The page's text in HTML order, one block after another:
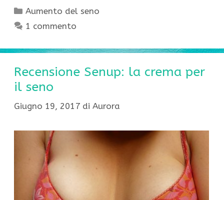
Categorie
Aumento del seno
1 commento
Recensione Senup: la crema per
il seno
Giugno 19, 2017 di Aurora